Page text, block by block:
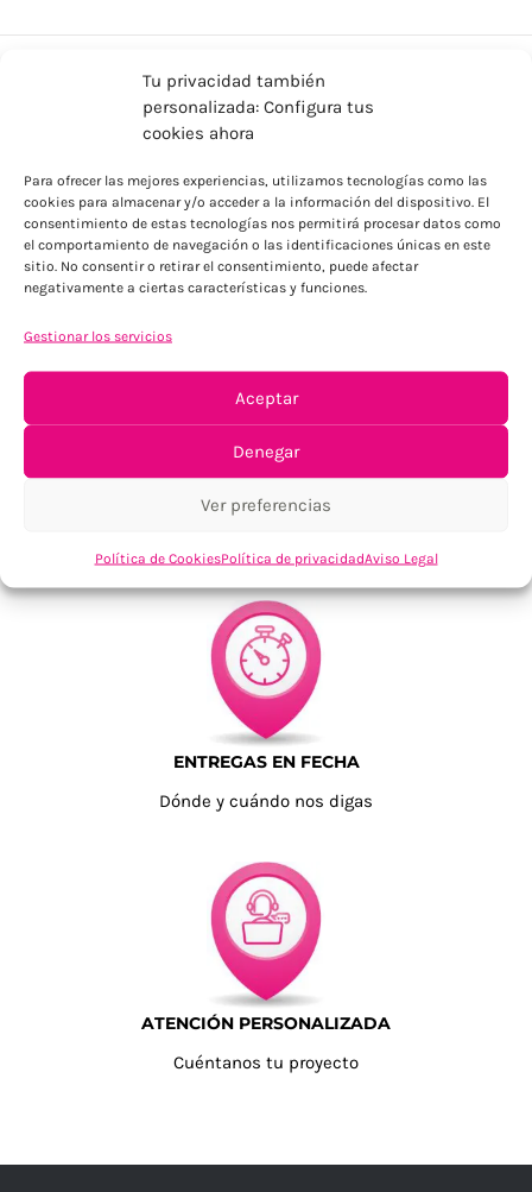
Tu privacidad también
personalizada: Configura tus
cookies ahora
Para ofrecer las mejores experiencias, utilizamos tecnologías como las
cookies para almacenar y/o acceder a la información del dispositivo. El
consentimiento de estas tecnologías nos permitirá procesar datos como
el comportamiento de navegación o las identificaciones únicas en este
sitio. No consentir o retirar el consentimiento, puede afectar
negativamente a ciertas características y funciones.
Gestionar los servicios
Aceptar
Denegar
Ver preferencias
Política de CookiesPolítica de privacidadAviso Legal
ENVÍOS ECONÓMICOS
Para Península, resto consultar
TU SATISFACCIÓN = LA NUESTRA
ENTREGAS EN FECHA
Dónde y cuándo nos digas
ATENCIÓN PERSONALIZADA
Cuéntanos tu proyecto